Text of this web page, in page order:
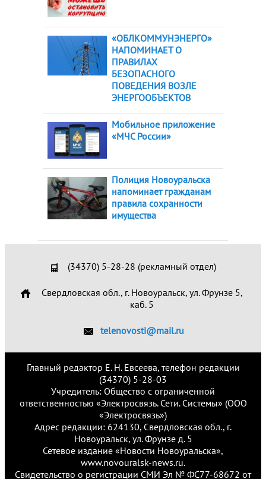
«ОБЛКОММУНЭНЕРГО»
НАПОМИНАЕТ О
ПРАВИЛАХ
БЕЗОПАСНОГО
ПОВЕДЕНИЯ ВОЗЛЕ
ЭНЕРГООБЪЕКТОВ
Мобильное приложение
«МЧС России»
Полиция Новоуральска
напоминает гражданам
правила сохранности
имущества
(34370) 5-28-28 (рекламный отдел)
Свердловская обл., г. Новоуральск, ул. Фрунзе 5,
каб. 5
telenovosti@mail.ru
Главный редактор Е. Н. Евсеева, телефон редакции
(34370) 5-28-03
Учредитель: Общество с ограниченной
ответственностью «Электросвязь. Сети. Системы» (ООО
«Электросвязь»)
Адрес редакции: 624130, Свердловская обл., г.
Новоуральск, ул. Фрунзе д. 5
Сетевое издание «Новости Новоуральска»,
www.novouralsk-news.ru.
Свидетельство о регистрации СМИ Эл № ФС77-68672 от